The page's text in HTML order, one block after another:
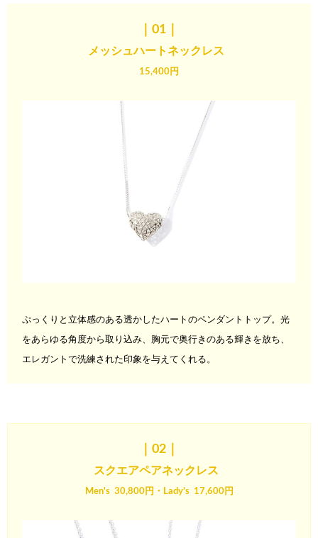
｜01｜
メッシュハートネックレス
15,400円
ぷっくりと立体感のある透かしたハートのペンダントトップ。光
をあらゆる角度から取り込み、胸元で奥行きのある輝きを放ち、
エレガントで洗練された印象を与えてくれる。
｜02
スクエアペアネックレス
Men's 30,800円・Lady’s 17,600円